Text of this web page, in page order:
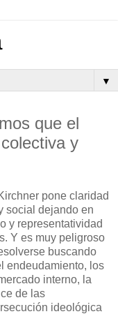
▼
que el
y
pone claridad
social dejando en
y representatividad
Y es muy peligroso
buscando
endeudamiento, los
interno, la
de las
ideológica